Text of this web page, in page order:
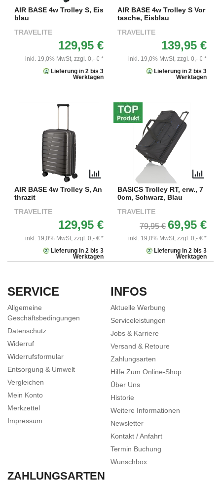
AIR BASE 4w Trolley S, Eis
blau
TRAVELITE
129,95 €
inkl. 19,0% MwSt, zzgl. 0,- € *
Lieferung in 2 bis 3
Werktagen
AIR BASE 4w Trolley S Vor
tasche, Eisblau
TRAVELITE
139,95 €
inkl. 19,0% MwSt, zzgl. 0,- € *
Lieferung in 2 bis 3
Werktagen
AIR BASE 4w Trolley S, An
thrazit
TRAVELITE
129,95 €
inkl. 19,0% MwSt, zzgl. 0,- € *
Lieferung in 2 bis 3
Werktagen
BASICS Trolley RT, erw., 7
0cm, Schwarz, Blau
TRAVELITE
79,95 € 69,95 €
inkl. 19,0% MwSt, zzgl. 0,- € *
Lieferung in 2 bis 3
Werktagen
SERVICE
Allgemeine
Geschäftsbedingungen
Datenschutz
Widerruf
Widerrufsformular
Entsorgung & Umwelt
Vergleichen
Mein Konto
Merkzettel
Impressum
INFOS
Aktuelle Werbung
Serviceleistungen
Jobs & Karriere
Versand & Retoure
Zahlungsarten
Hilfe Zum Online-Shop
Über Uns
Historie
Weitere Informationen
Newsletter
Kontakt / Anfahrt
Termin Buchung
Wunschbox
ZAHLUNGSARTEN